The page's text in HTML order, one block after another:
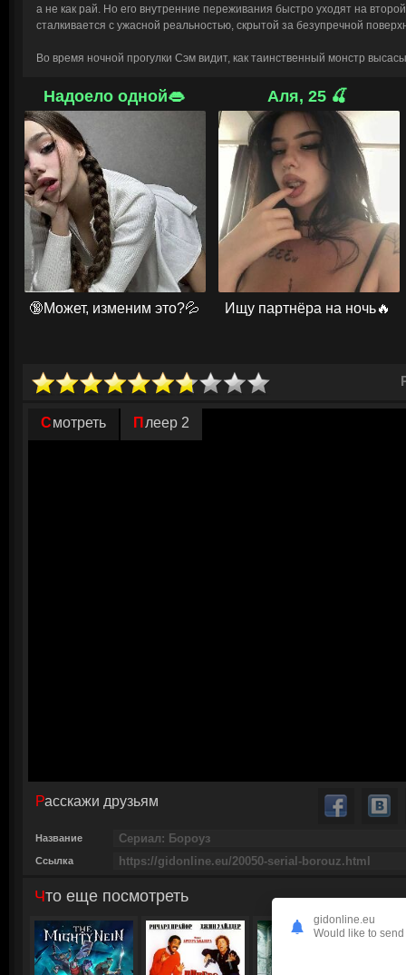
а не как рай. Но его внутренние переживания быстро уходят на
сталкивается с ужасной реальностью, скрытой за безупречной
Во время ночной прогулки Сэм видит, как таинственный монстр
воображением. Оставшись один, Сэм находит союзников среди
журналистку Джуди, её мужа Арта, циничного бывшего музыкального
тоже начавшего что-то подозревать. Этой разношёрстной команде,
и проблемами с внуками, чем с охотой на монстров, предстоит спасти
надвигающейся угрозы.
Надоело одной👄
🔞Может, изменим это?💦
Аля, 25 🍒
Ищу партнёра на ночь🔥
Смотреть Плеер 2
Расскажи друзьям
Название
Ссылка
Что еще посмотреть
gidonline.eu
Would like to